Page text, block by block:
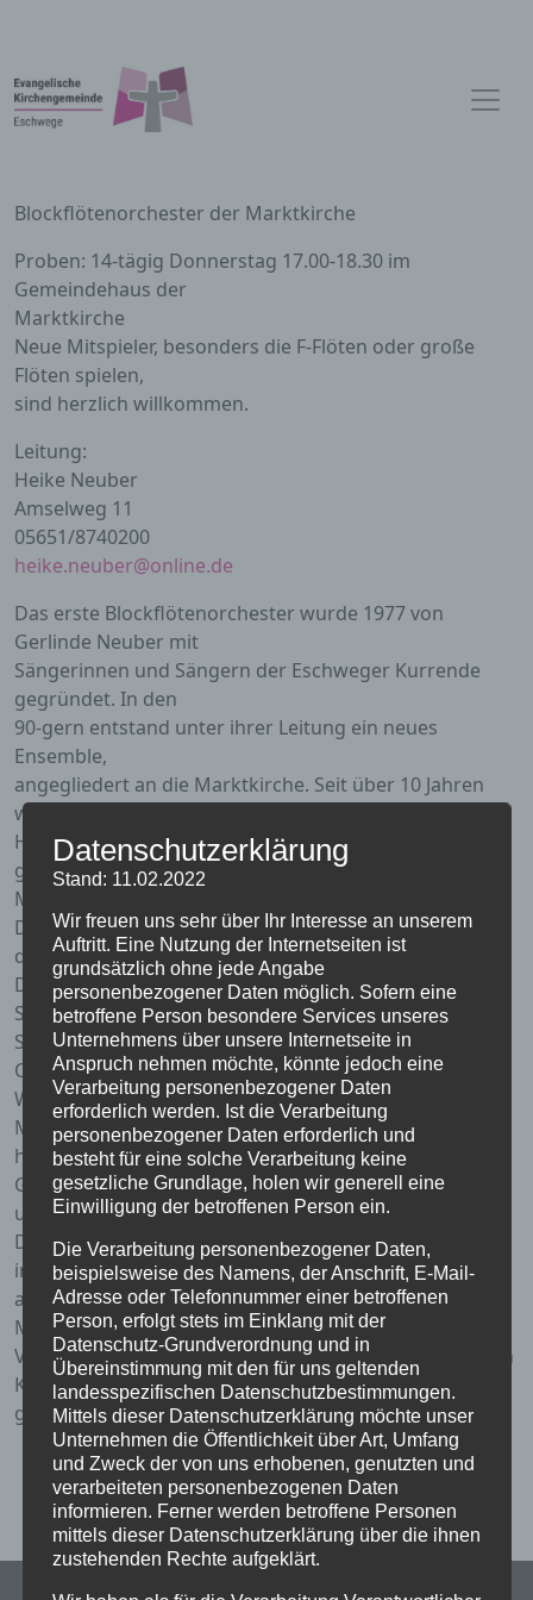
Blockflötenorchester der Marktkirche
Proben: 14-tägig Donnerstag 17.00-18.30 im
Gemeindehaus der
Marktkirche
Neue Mitspieler, besonders die F-Flöten oder große
Flöten spielen,
sind herzlich willkommen.
Leitung:
Heike Neuber
Amselweg 11
05651/8740200
heike.neuber@online.de
Das erste Blockflötenorchester wurde 1977 von
Gerlinde Neuber mit
Sängerinnen und Sängern der Eschweger Kurrende
gegründet. In den
90-gern entstand unter ihrer Leitung ein neues
Ensemble,
angegliedert an die Marktkirche. Seit über 10 Jahren
wird es nun von
Heike Neuber weitergeführt und hat sich zu einem
großen
Mehrgenerationen- Blockflötenorchester entwickelt.
Die Alterspanne
der MusikerInnen reicht von 8-80 Jahren.
Das Klangspektrum reicht von Sopranino über den
Subbass bis zum
SubKontrabass. Neben der geistlichen Musik, wie
Choräle, werden
Werke aus der Renaissance, dem Barock über Bizet,
Mussorgsky bis
hin zur Moderenb, wie Peter Worm, Schostakowitsch,
Gershwin, Rosin
und Beutler musiziert.
Das Orchester wirkt unter anderem in Gottesdiensten
im Advent und
am 1. Weihnachtstag, zu Konfirmationen und in der
Musikalischen
Vesper mit. Auch außerhalb Eschweges werden jährlich
Konzerte
gehalten.
Datenschutzerklärung
Stand: 11.02.2022
Wir freuen uns sehr über Ihr Interesse an unserem
Auftritt. Eine Nutzung der Internetseiten ist
grundsätzlich ohne jede Angabe
personenbezogener Daten möglich. Sofern eine
betroffene Person besondere Services unseres
Unternehmens über unsere Internetseite in
Anspruch nehmen möchte, könnte jedoch eine
Verarbeitung personenbezogener Daten
erforderlich werden. Ist die Verarbeitung
personenbezogener Daten erforderlich und
besteht für eine solche Verarbeitung keine
gesetzliche Grundlage, holen wir generell eine
Einwilligung der betroffenen Person ein.
Die Verarbeitung personenbezogener Daten,
beispielsweise des Namens, der Anschrift, E-Mail-
Adresse oder Telefonnummer einer betroffenen
Person, erfolgt stets im Einklang mit der
Datenschutz-Grundverordnung und in
Übereinstimmung mit den für uns geltenden
landesspezifischen Datenschutzbestimmungen.
Mittels dieser Datenschutzerklärung möchte unser
Unternehmen die Öffentlichkeit über Art, Umfang
und Zweck der von uns erhobenen, genutzten und
verarbeiteten personenbezogenen Daten
informieren. Ferner werden betroffene Personen
mittels dieser Datenschutzerklärung über die ihnen
zustehenden Rechte aufgeklärt.